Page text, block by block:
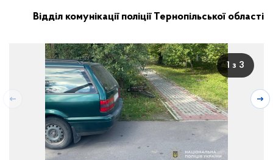
Відділ комунікації поліції Тернопільської області
1 з 3